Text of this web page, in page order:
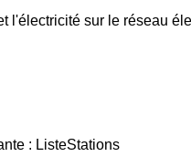
l'électricité sur le réseau
: ListeStations